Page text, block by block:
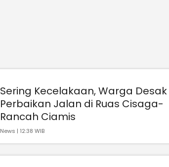
Sering Kecelakaan, Warga Desak
Perbaikan Jalan di Ruas Cisaga-
Rancah Ciamis
News | 12:38 WIB